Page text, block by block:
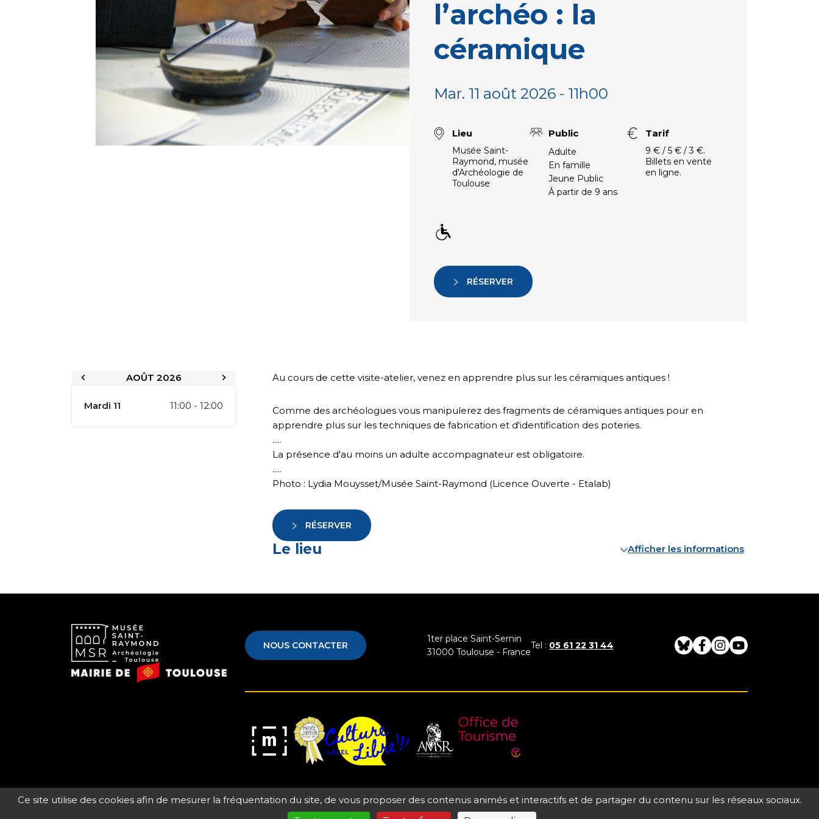
Ce site utilise des cookies afin de mesurer la fréquentation du site, de vous proposer des contenus animés et interactifs et de partager du contenu sur les réseaux sociaux.
l’archéo : la
céramique
Mar. 11 août 2026 - 11h00
Lieu
Musée Saint-
Raymond, musée
d'Archéologie de
Toulouse
Public
Adulte
En famille
Jeune Public
À partir de 9 ans
Tarif
9 € / 5 € / 3 €.
Billets en vente
en ligne.
RÉSERVER
AOÛT 2026
Mardi 11 11:00 - 12:00
Au cours de cette visite-atelier, venez en apprendre plus sur les céramiques antiques !
Comme des archéologues vous manipulerez des fragments de céramiques antiques pour en
apprendre plus sur les techniques de fabrication et d'identification des poteries.
.....
La présence d'au moins un adulte accompagnateur est obligatoire.
.....
Photo : Lydia Mouysset/Musée Saint-Raymond (Licence Ouverte - Etalab)
RÉSERVER
Le lieu Afficher les informations
Musée
Mairie
de
NOUS CONTACTER
1ter place Saint-Sernin
31000 Toulouse - France
Tel : 05 61 22 31 44
BlueskyFacebook
Instagram
Youtube
de
France
Joyeux
Mom'Art
Culture
Libre
des
Amis
du
de
Tourisme
de
Crédits et mentions légales Conditions générales de vente
Accessibilité : partiellement conforme
Gestion des cookies
Inscription à la newsletter Presse